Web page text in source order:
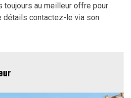
toujours au meilleur offre pour
détails contactez-le via son